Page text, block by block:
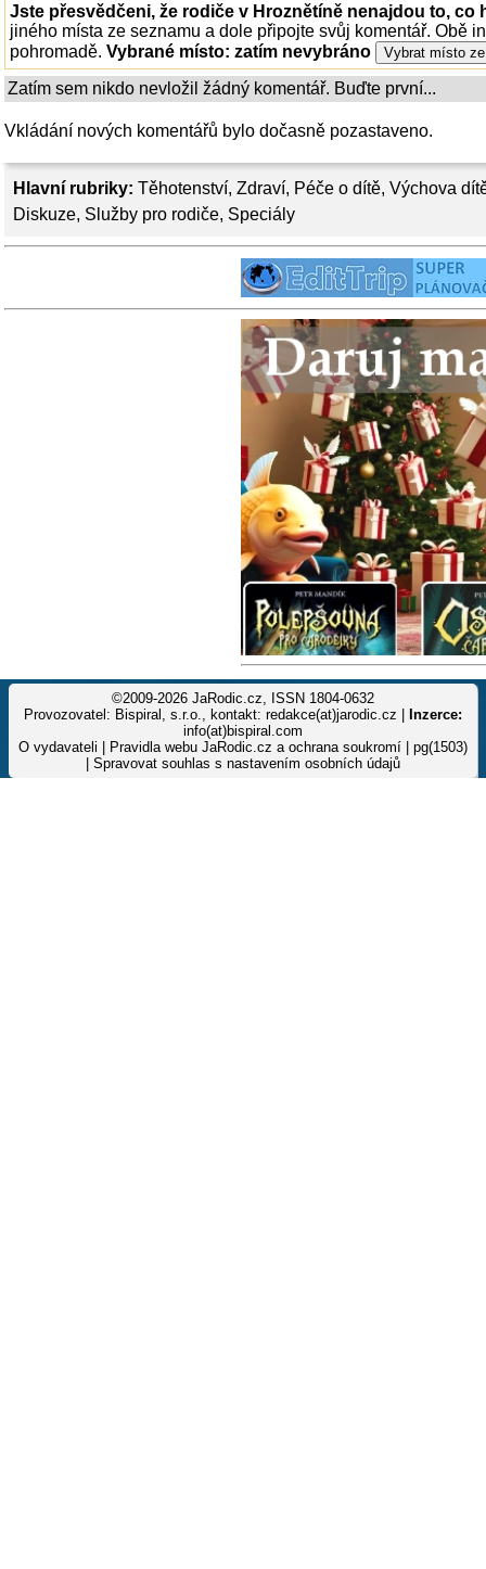
Hlavní rubriky: Těhotenství, Zdraví, Péče o dítě, Výchova
Diskuze, Služby pro rodiče, Speciály
Jste přesvědčeni, že rodiče v Hroznětíně nenajdou to, co
jiného místa ze seznamu a dole připojte svůj komentář. Obě
pohromadě. Vybrané místo: zatím nevybráno
Zatím sem nikdo nevložil žádný komentář. Buďte první...
Vkládání nových komentářů bylo dočasně pozastaveno.
©2009-2026 JaRodic.cz, ISSN 1804-0632
Provozovatel: Bispiral, s.r.o., kontakt: redakce(at)jarodic.cz |
Inzerce:
info(at)bispiral.com
O vydavateli
Pravidla webu JaRodic.cz a ochrana soukromí | pg(1503)
Spravovat souhlas s nastavením osobních údajů